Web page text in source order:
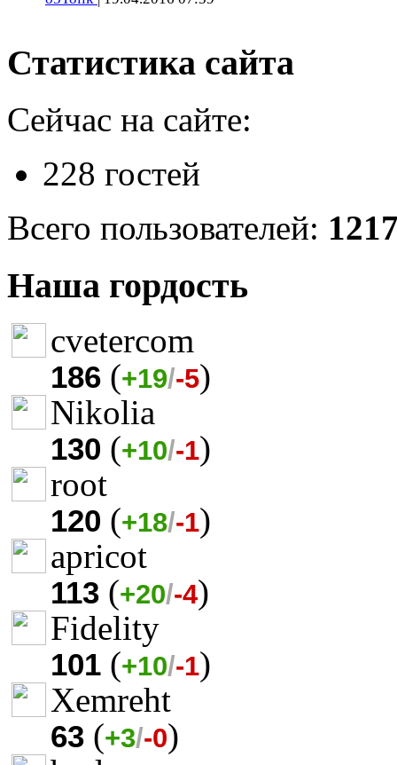
Статистика сайта
Сейчас на сайте:
228 гостей
Всего пользователей:
Наша гордость
cvetercom
186 (+19/-5)
Nikolia
130 (+10/-1)
root
120 (+18/-1)
apricot
113 (+20/-4)
Fidelity
101 (+10/-1)
Xemreht
63 (+3/-0)